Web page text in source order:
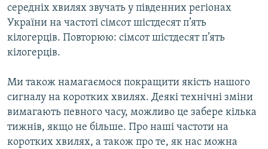
середніх хвилях звучать у південних регіонах
України на частоті сімсот шістдесят п’ять
кілогерців. Повторюю: сімсот шістдесят п’ять
кілогерців.
Ми також намагаємося покращити якість нашого
сигналу на коротких хвилях. Деякі технічні зміни
вимагають певного часу, можливо це забере кілька
тижнів, якщо не більше. Про наші частоти на
коротких хвилях, а також про те, як нас можна